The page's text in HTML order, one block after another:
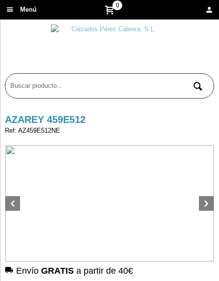
0
AZAREY 459E512
Ref: AZ459E512NE
Envío GRATIS a partir de 40€
Menú